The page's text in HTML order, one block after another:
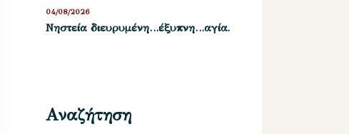
Νηστεία διευρυμένη…έξυπνη…αγία.
04/08/2026
Αναζήτηση